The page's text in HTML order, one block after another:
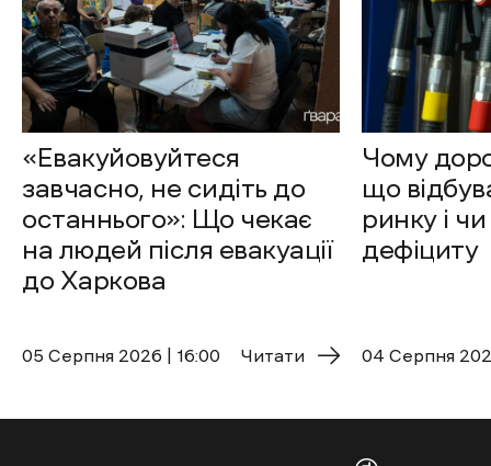
«Евакуйовуйтеся
завчасно, не сидіть до
останнього»: Що чекає
на людей після евакуації
до Харкова
05 Cерпня 2026 | 16:00 Читати
Чому
що
ринку і
дефіциту
04 Cерпня